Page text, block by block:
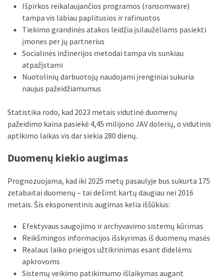
tikrųjų
trunka
pristatymas?
MOST
CATEGORIES
Patarimai
(96)
Prekės
(76)
Paslaugos
(70)
Įdomybės
Išpirkos reikalaujančios programos (ransomware)
tampa vis labiau paplitusios ir rafinuotos
Tiekimo grandinės atakos leidžia įsilaužėliams pasiekti
įmones per jų partnerius
Socialinės inžinerijos metodai tampa vis sunkiau
atpažįstami
Nuotolinių darbuotojų naudojami įrenginiai sukuria
naujus pažeidžiamumus
Statistika rodo, kad 2023 metais vidutinė duomenų
pažeidimo kaina pasiekė 4,45 milijono JAV dolerių, o vidutinis
aptikimo laikas vis dar siekia 280 dienų.
Duomenų kiekio augimas
Prognozuojama, kad iki 2025 metų pasaulyje bus sukurta 175
zetabaitai duomenų – tai dešimt kartų daugiau nei 2016
metais. Šis eksponentinis augimas kelia iššūkius:
Efektyvaus saugojimo ir archyvavimo sistemų kūrimas
Reikšmingos informacijos išskyrimas iš duomenų masės
Realaus laiko prieigos užtikrinimas esant didelėms
apkrovoms
Sistemų veikimo patikimumo išlaikymas augant